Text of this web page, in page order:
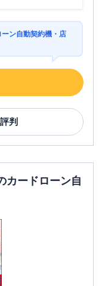
日本橋５－１３－６
自動契約コーナー）
日は21:00まで営業）
難波中2-9-2 リバー
前（自動契約コーナ
ン自動契約機・店
判
カードローン自